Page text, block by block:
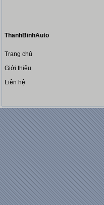
ThanhBinhAuto
Trang chủ
Giới thiệu
Liên hệ